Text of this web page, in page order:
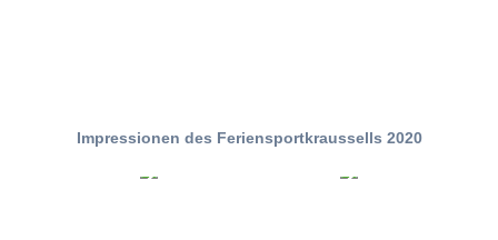
Impressionen des Feriensportkraussells 2020